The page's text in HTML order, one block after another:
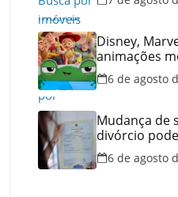
no Brasil
Disney,
animações
programação
Aparecida
6 de agosto
Mudança de
divórcio
dos
para evitar
6 de agosto